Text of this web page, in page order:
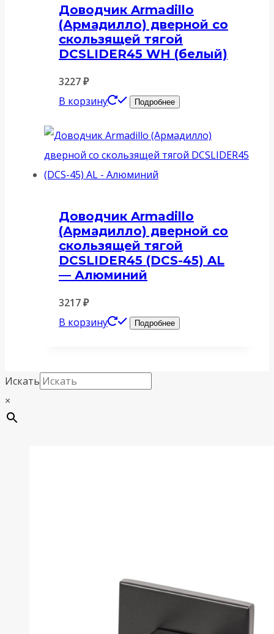
Доводчик Armadillo
(Армадилло) дверной со
скользящей тягой
DCSLIDER45 WH (белый)
3227₽
В корзину
Подробнее
Доводчик Armadillo
(Армадилло) дверной со
скользящей тягой
DCSLIDER45 (DCS-45) AL
— Алюминий
3217₽
В корзину
Подробнее
Искать
×